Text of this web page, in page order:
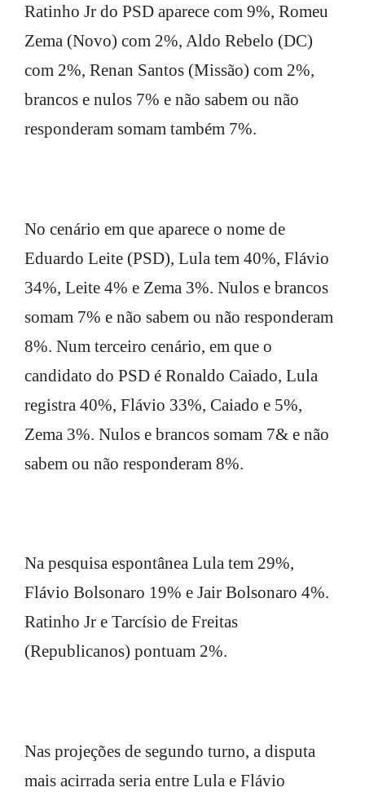
Ratinho Jr do PSD aparece com 9%, Romeu
Zema (Novo) com 2%, Aldo Rebelo (DC)
com 2%, Renan Santos (Missão) com 2%,
brancos e nulos 7% e não sabem ou não
responderam somam também 7%.
No cenário em que aparece o nome de
Eduardo Leite (PSD), Lula tem 40%, Flávio
34%, Leite 4% e Zema 3%. Nulos e brancos
somam 7% e não sabem ou não responderam
8%. Num terceiro cenário, em que o
candidato do PSD é Ronaldo Caiado, Lula
registra 40%, Flávio 33%, Caiado e 5%,
Zema 3%. Nulos e brancos somam 7& e não
sabem ou não responderam 8%.
Na pesquisa espontânea Lula tem 29%,
Flávio Bolsonaro 19% e Jair Bolsonaro 4%.
Ratinho Jr e Tarcísio de Freitas
(Republicanos) pontuam 2%.
Nas projeções de segundo turno, a disputa
mais acirrada seria entre Lula e Flávio